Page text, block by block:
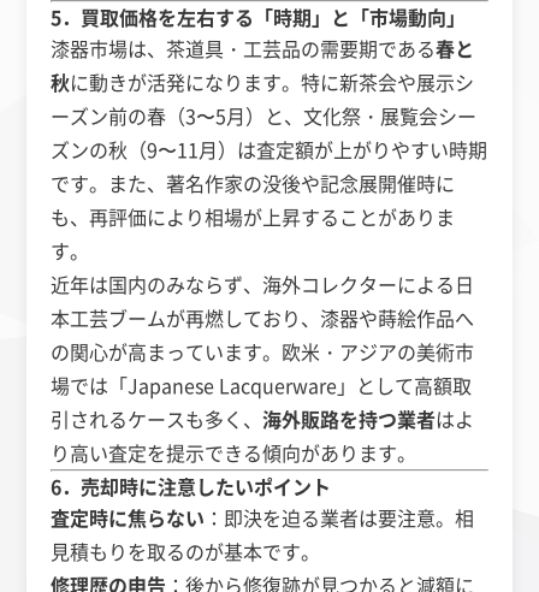
5．買取価格を左右する「時期」と「市場動向」
漆器市場は、茶道具・工芸品の需要期である春と
秋に動きが活発になります。特に新茶会や展示シ
ーズン前の春（3〜5月）と、文化祭・展覧会シー
ズンの秋（9〜11月）は査定額が上がりやすい時期
です。また、著名作家の没後や記念展開催時に
も、再評価により相場が上昇することがありま
す。
近年は国内のみならず、海外コレクターによる日
本工芸ブームが再燃しており、漆器や蒔絵作品へ
の関心が高まっています。欧米・アジアの美術市
場では「Japanese Lacquerware」として高額取
引されるケースも多く、海外販路を持つ業者はよ
り高い査定を提示できる傾向があります。
6．売却時に注意したいポイント
査定時に焦らない ：即決を迫る業者は要注意。相
見積もりを取るのが基本です。
修理歴の申告 ：後から修復跡が見つかると減額に